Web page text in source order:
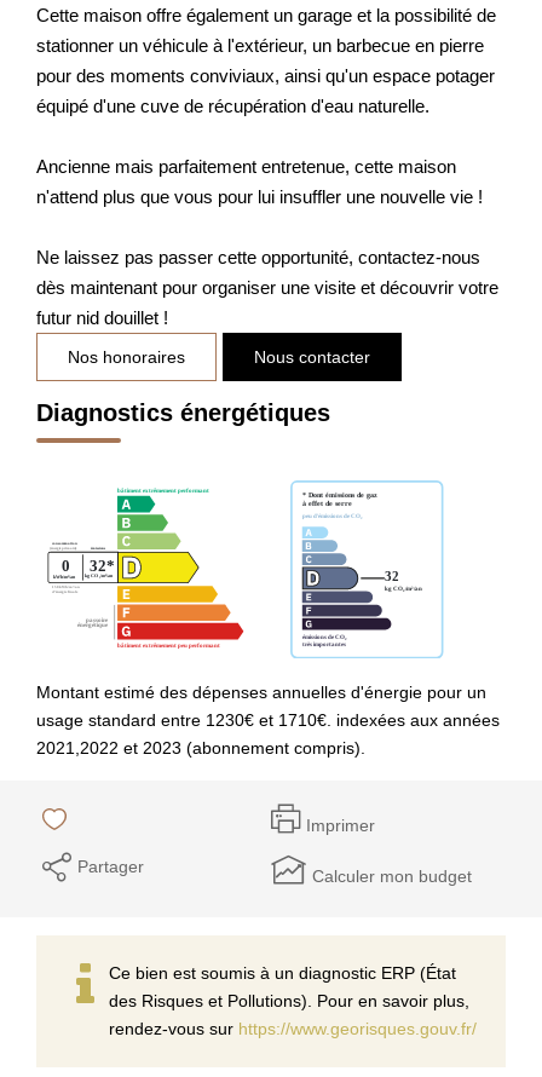
Cette maison offre également un garage et la possibilité de
stationner un véhicule à l'extérieur, un barbecue en pierre
pour des moments conviviaux, ainsi qu'un espace potager
équipé d'une cuve de récupération d'eau naturelle.
Ancienne mais parfaitement entretenue, cette maison
n'attend plus que vous pour lui insuffler une nouvelle vie !
Ne laissez pas passer cette opportunité, contactez-nous
dès maintenant pour organiser une visite et découvrir votre
futur nid douillet !
Nos honoraires Nous contacter
Diagnostics énergétiques
Montant estimé des dépenses annuelles d'énergie pour un
usage standard entre 1230€ et 1710€. indexées aux années
2021,2022 et 2023 (abonnement compris).
Imprimer
Partager Calculer mon budget
Ce bien est soumis à un diagnostic ERP (État
des Risques et Pollutions). Pour en savoir plus,
rendez-vous sur https://www.georisques.gouv.fr/